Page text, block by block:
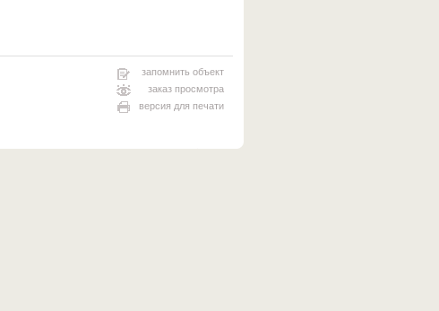
запомнить объект
заказ просмотра
версия для печати